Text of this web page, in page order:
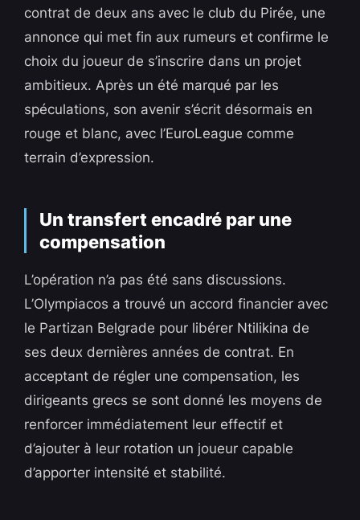
contrat de deux ans avec le club du Pirée, une
annonce qui met fin aux rumeurs et confirme le
choix du joueur de s’inscrire dans un projet
ambitieux. Après un été marqué par les
spéculations, son avenir s’écrit désormais en
rouge et blanc, avec l’EuroLeague comme
terrain d’expression.
Un transfert encadré par une
compensation
L’opération n’a pas été sans discussions.
L’Olympiacos a trouvé un accord financier avec
le Partizan Belgrade pour libérer Ntilikina de
ses deux dernières années de contrat. En
acceptant de régler une compensation, les
dirigeants grecs se sont donné les moyens de
renforcer immédiatement leur effectif et
d’ajouter à leur rotation un joueur capable
d’apporter intensité et stabilité.